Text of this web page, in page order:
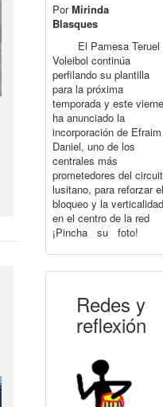
PorMirinda
Blasques
El Pamesa Teruel
Voleibol continúa
perfilando su plantilla
para la próxima
temporada y este
ha anunciado la
incorporación de Efraim
Daniel, uno de los
centrales más
prometedores del
lusitano, para reforzar el
bloqueo y la verticalidad
en el centro de la red
¡Pincha su foto!
Redes y
reflexión